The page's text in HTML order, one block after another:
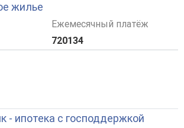
жилье
Ежемесячный платёж
720134
- ипотека с господдержкой